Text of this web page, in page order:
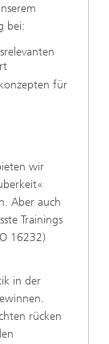
bei:
für
wir
Aber auch
Trainings
16232)
in der
rücken